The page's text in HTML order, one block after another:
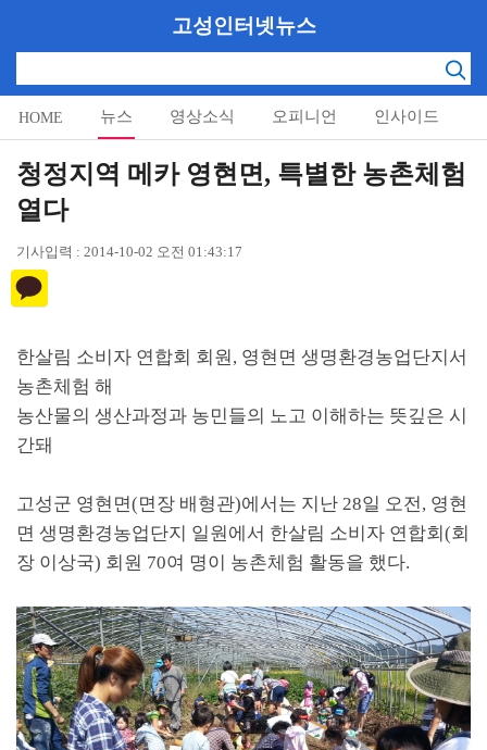
고성인터넷뉴스
HOME 뉴스 영상소식 오피니언 인사이드
알림마당
청정지역 메카 영현면, 특별한 농촌체험
열다
기사입력 : 2014-10-02 오전 01:43:17
한살림 소비자 연합회 회원 , 영현면 생명환경농업단지서
농촌체험 해
농산물의 생산과정과 농민들의 노고 이해하는 뜻깊은 시
간돼
고성군 영현면(면장 배형관)에서는 지난 28일 오전, 영현
면 생명환경농업단지 일원에서 한살림 소비자 연합회(회
장 이상국) 회원 70여 명이 농촌체험 활동을 했다.